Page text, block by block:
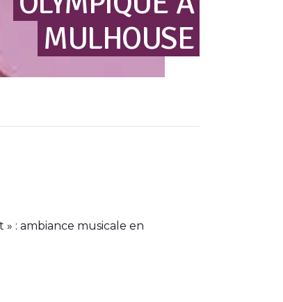
MULHOUSE
: ambiance musicale en